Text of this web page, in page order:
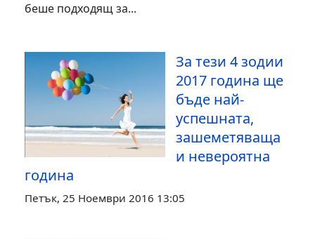
беше подходящ за...
За тези 4 зодии
2017 година ще
бъде най-
успешната,
зашеметяваща
и невероятна
година
Петък, 25 Ноември 2016 13:05